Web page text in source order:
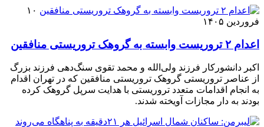
۱۰
فروردین ۱۴۰۵
اعدام ۲ تروریست وابسته به گروهک تروریستی منافقین
اکبر دانشورکار فرزند ولی‌الله و محمد تقوی سنگ‌دهی فرزند بزرگ
از عناصر تروریستی گروهک تروریستی منافقین که در تهران اقدام
به انجام اقدامات متعدد تروریستی با هدایت سرپل گروهک کرده
بودند به دار مجازات آویخته شدند.